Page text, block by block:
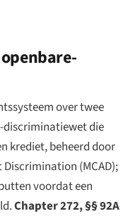
over twee
discriminatiewet die
krediet, beheerd door
(MCAD);
voordat een
Chapter 272, §§ 92A